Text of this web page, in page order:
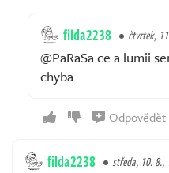
filda2238 čtvrtek,
@PaRaSa ce a lumii
chyba
Odpovědět
filda2238 středa, 10. 8.,